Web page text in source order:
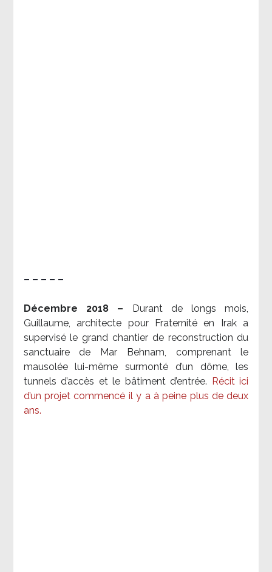
– – – – –
Décembre 2018 –
Durant de longs mois,
Guillaume, architecte pour Fraternité en Irak a
supervisé le grand chantier de reconstruction du
sanctuaire de Mar Behnam, comprenant le
mausolée lui-même surmonté d’un dôme, les
tunnels d’accès et le bâtiment d’entrée.
Récit ici
d’un projet commencé il y a à peine plus de deux
ans.